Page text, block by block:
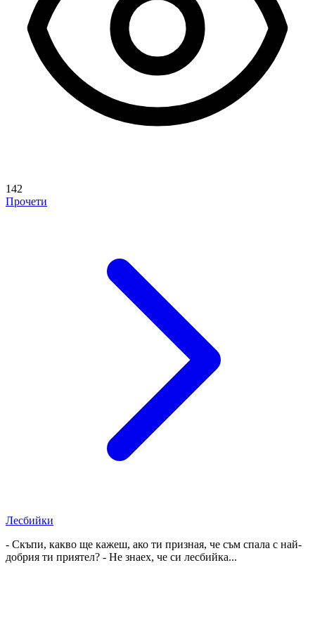
142
Прочети
Лесбийки
- Скъпи, какво ще кажеш, ако ти призная, че съм спала с най-
добрия ти приятел? - Не знаех, че си лесбийка...